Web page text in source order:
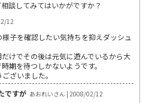
談してみてはいかがですか？
12
子を確認したい気持ちを抑えダッシュ
けでその後は元気に遊んでいるから大
期を待つしかないようです。
ざいました。
ですが あおれいさん | 2008/02/12